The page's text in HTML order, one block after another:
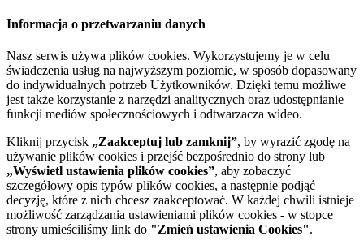
Informacja o przetwarzaniu danych
Nasz serwis używa plików cookies. Wykorzystujemy je w celu
świadczenia usług na najwyższym poziomie, w sposób dopasowany
do indywidualnych potrzeb Użytkowników. Dzięki temu możliwe
jest także korzystanie z narzędzi analitycznych oraz udostępnianie
funkcji mediów społecznościowych i odtwarzacza wideo.
Kliknij przycisk „Zaakceptuj lub zamknij”, by wyrazić zgodę na
używanie plików cookies i przejść bezpośrednio do strony lub
„Wyświetl ustawienia plików cookies”, aby zobaczyć
szczegółowy opis typów plików cookies, a następnie podjąć
decyzję, które z nich chcesz zaakceptować. W każdej chwili istnieje
możliwość zarządzania ustawieniami plików cookies - w stopce
strony umieściliśmy link do "Zmień ustawienia Cookies".